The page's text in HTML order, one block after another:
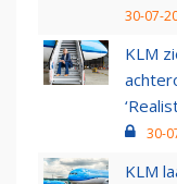
30-07-
KLM
30-
KLM